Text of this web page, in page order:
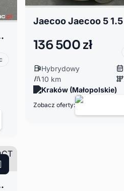
produkcji 2025!
136 500 zł
Hybrydowy
10 km
Kraków (Małopolskie)
Zobacz oferty:
produkcji 2025!